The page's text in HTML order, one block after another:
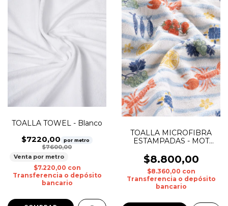
TOALLA TOWEL - Blanco
$7220,00 por metro
$7600,00
Venta por metro
$7.220,00 con
Transferencia o depósito
bancario
TOALLA MICROFIBRA
ESTAMPADAS - MOT
$8.800,00
$8.360,00 con
Transferencia o depósito
bancario